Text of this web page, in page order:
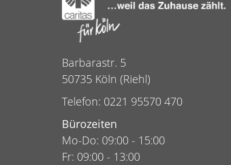
Barbarastr. 5
50735 Köln (Riehl)
Telefon: 0221 95570 470
Bürozeiten
Mo-Do: 09:00 - 15:00
Fr: 09:00 - 13:00